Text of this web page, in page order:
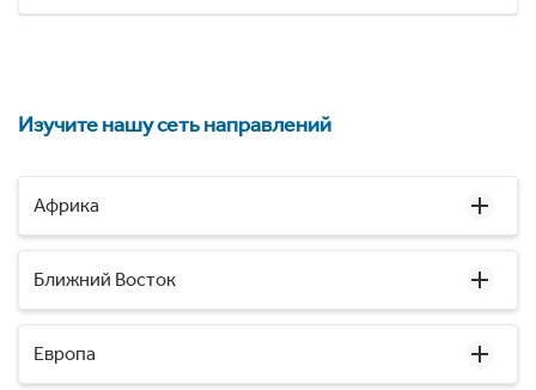
Изучите нашу сеть направлений
Африка
Ближний Восток
Европа